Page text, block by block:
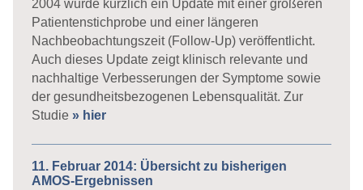
2004 wurde kürzlich ein Update mit einer größeren
Patientenstichprobe und einer längeren
Nachbeobachtungszeit (Follow-Up) veröffentlicht.
Auch dieses Update zeigt klinisch relevante und
nachhaltige Verbesserungen der Symptome sowie
der gesundheitsbezogenen Lebensqualität. Zur
Studie » hier
11. Februar 2014: Übersicht zu bisherigen
AMOS-Ergebnissen